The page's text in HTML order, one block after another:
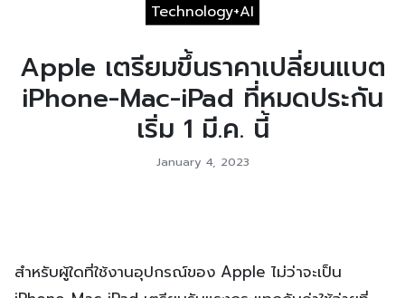
Technology+AI
Apple เตรียมขึ้นราคาเปลี่ยนแบต
iPhone-Mac-iPad ที่หมดประกัน
เริ่ม 1 มี.ค. นี้
January 4, 2023
สำหรับผู้ใดที่ใช้งานอุปกรณ์ของ Apple ไม่ว่าจะเป็น